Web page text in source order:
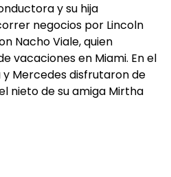
y su hija
negocios por Lincoln
Nacho Viale, quien
vacaciones en Miami. En el
y Mercedes disfrutaron de
nieto de su amiga Mirtha